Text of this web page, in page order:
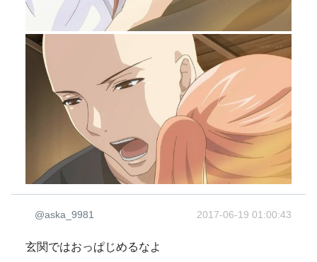
@aska_9981 2017-06-19 01:00:43
玄関ではおっぱじめるなよ